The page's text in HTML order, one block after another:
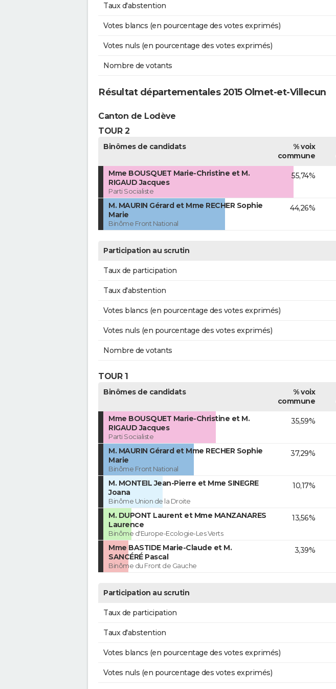
Taux d'abstention
Votes blancs (en pourcentage des votes exprimés)
Votes nuls (en pourcentage des votes exprimés)
Nombre de votants
Résultat départementales 2015 Olmet-et-Villecun
Canton de Lodève
TOUR 2
Binômes de candidats
% voix
commune
Mme BOUSQUET Marie-Christine et M.
RIGAUD Jacques
Parti Socialiste
55,74%
M. MAURIN Gérard et Mme RECHER Sophie
Marie
Binôme Front National
44,26%
Participation au scrutin
Taux de participation
Taux d'abstention
Votes blancs (en pourcentage des votes exprimés)
Votes nuls (en pourcentage des votes exprimés)
Nombre de votants
TOUR 1
Binômes de candidats
% voix
commune
Mme BOUSQUET Marie-Christine et M.
RIGAUD Jacques
Parti Socialiste
35,59%
M. MAURIN Gérard et Mme RECHER Sophie
Marie
Binôme Front National
37,29%
M. MONTEIL Jean-Pierre et Mme SINEGRE
Joana
Binôme Union de la Droite
10,17%
M. DUPONT Laurent et Mme MANZANARES
Laurence
Binôme d'Europe-Ecologie-Les Verts
13,56%
Mme BASTIDE Marie-Claude et M.
SANCÉRÉ Pascal
Binôme du Front de Gauche
3,39%
Participation au scrutin
Taux de participation
Taux d'abstention
Votes blancs (en pourcentage des votes exprimés)
Votes nuls (en pourcentage des votes exprimés)